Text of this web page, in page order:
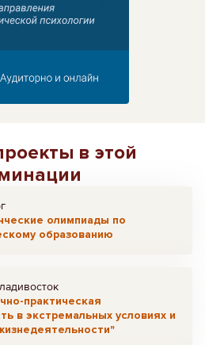
в этой
олимпиады по
образованию
практическая
в экстремальных условиях и